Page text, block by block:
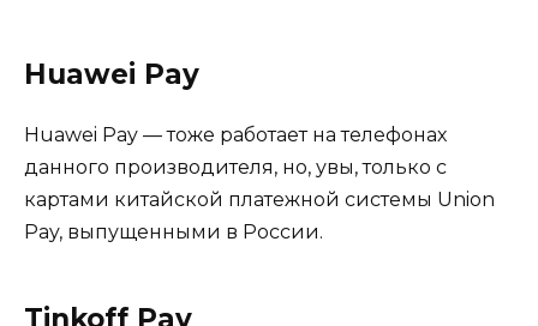
Huawei Pay
Huawei Pay — тоже работает на телефонах
данного производителя, но, увы, только с
картами китайской платежной системы Union
Pay, выпущенными в России.
Tinkoff Pay